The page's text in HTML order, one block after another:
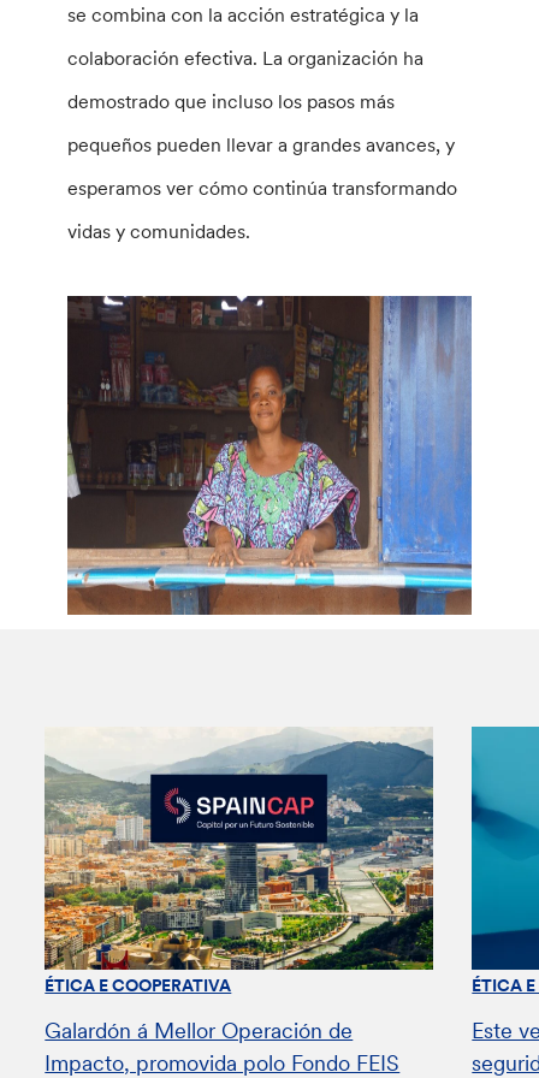
se combina con la acción estratégica y la
colaboración efectiva. La organización ha
demostrado que incluso los pasos más
pequeños pueden llevar a grandes avances, y
esperamos ver cómo continúa transformando
vidas y comunidades.
ÉTICA E COOPERATIVA
Galardón á Mellor Operación de
Impacto, promovida polo Fondo FEIS
ÉTICA
Este